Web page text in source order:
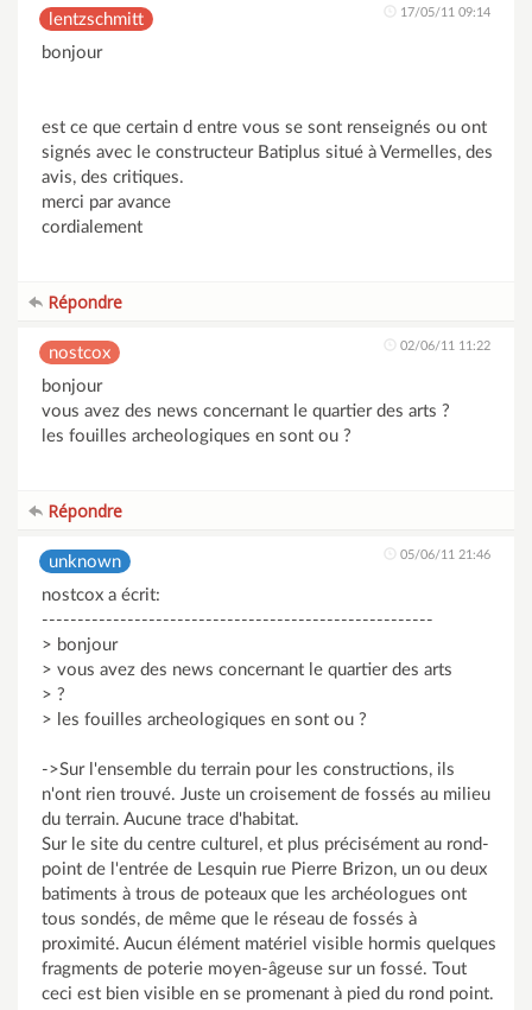
lentzschmitt 17/05/11 09:14
bonjour
est ce que certain d entre vous se sont renseignés ou ont
signés avec le constructeur Batiplus situé à Vermelles, des
avis, des critiques.
merci par avance
cordialement
Répondre
nostcox 02/06/11 11:22
bonjour
vous avez des news concernant le quartier des arts ?
les fouilles archeologiques en sont ou ?
Répondre
unknown 05/06/11 21:46
nostcox a écrit:
-------------------------------------------------------
> bonjour
> vous avez des news concernant le quartier des arts
> ?
> les fouilles archeologiques en sont ou ?
->Sur l'ensemble du terrain pour les constructions, ils
n'ont rien trouvé. Juste un croisement de fossés au milieu
du terrain. Aucune trace d'habitat.
Sur le site du centre culturel, et plus précisément au rond-
point de l'entrée de Lesquin rue Pierre Brizon, un ou deux
batiments à trous de poteaux que les archéologues ont
tous sondés, de même que le réseau de fossés à
proximité. Aucun élément matériel visible hormis quelques
fragments de poterie moyen-âgeuse sur un fossé. Tout
ceci est bien visible en se promenant à pied du rond point.